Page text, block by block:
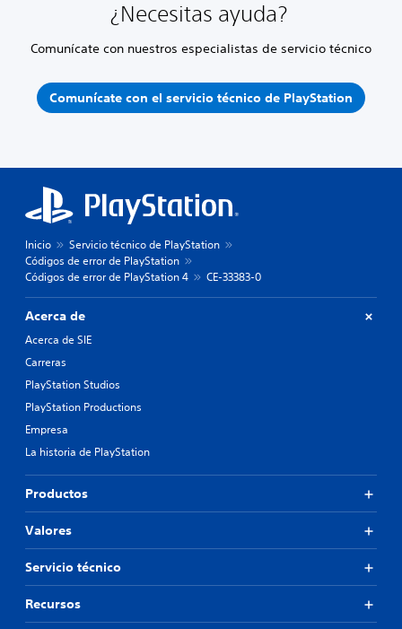
¿Necesitas ayuda?
Comunícate con nuestros especialistas de servicio técnico
Comunícate con el servicio técnico de PlayStation
Inicio
Servicio técnico de PlayStation
Códigos de error de PlayStation
Códigos de error de PlayStation 4
CE-33383-0
Acerca de
Acerca de SIE
Carreras
PlayStation Studios
PlayStation Productions
Empresa
La historia de PlayStation
Productos
Valores
Servicio técnico
Recursos